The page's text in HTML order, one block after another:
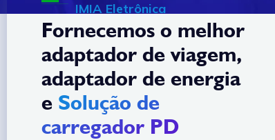
IMIA Eletrônica
Fornecemos o melhor
adaptador de viagem,
adaptador de energia
e Solução de
carregador PD